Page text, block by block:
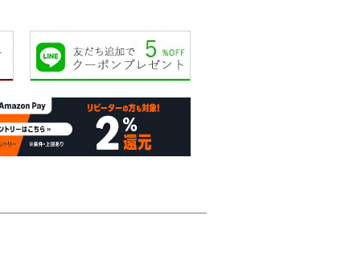
14,000円 15,000円